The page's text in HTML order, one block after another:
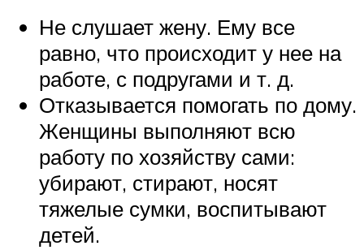
Не слушает жену. Ему все
равно, что происходит у нее на
работе, с подругами и т. д.
Отказывается помогать по дому.
Женщины выполняют всю
работу по хозяйству сами:
убирают, стирают, носят
тяжелые сумки, воспитывают
детей.